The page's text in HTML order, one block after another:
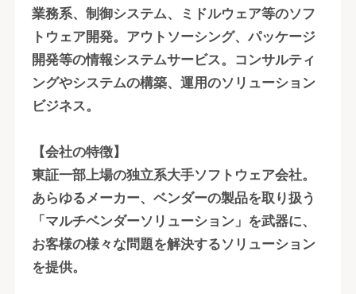
業務系、制御システム、ミドルウェア等のソフ
トウェア開発。アウトソーシング、パッケージ
開発等の情報システムサービス。コンサルティ
ングやシステムの構築、運用のソリューション
ビジネス。
【会社の特徴】
東証一部上場の独立系大手ソフトウェア会社。
あらゆるメーカー、ベンダーの製品を取り扱う
「マルチベンダーソリューション」を武器に、
お客様の様々な問題を解決するソリューション
を提供。